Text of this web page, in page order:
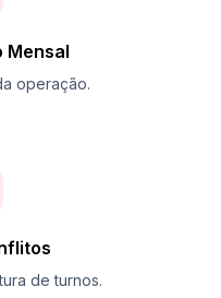
Mensal
operação.
de turnos.